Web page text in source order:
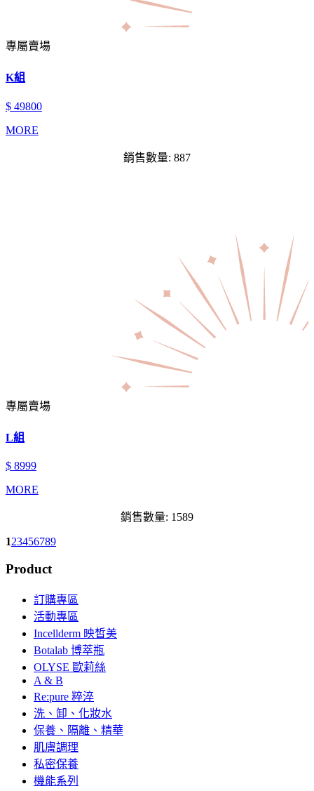
專屬賣場
K組
$ 49800
MORE
銷售數量: 887
專屬賣場
L組
$ 8999
MORE
銷售數量: 1589
123456789
Product
訂購專區
活動專區
Incellderm 映皙美
Botalab 博萃瓶
OLYSE 歐莉絲
A & B
Re:pure 粹淬
洗、卸、化妝水
保養、隔離、精華
肌膚調理
私密保養
機能系列